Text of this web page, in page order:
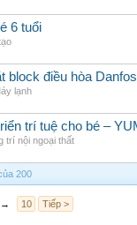
6 tuổi
block điều hòa
lạnh
trí tuệ cho bé –
trí nội ngoại thất
200
→ 10 Tiếp >